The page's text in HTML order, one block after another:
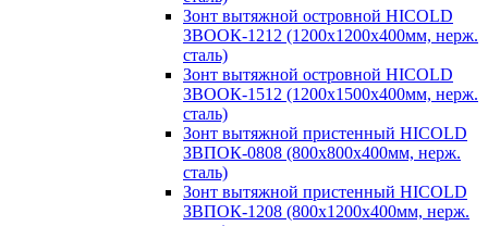
Зонт вытяжной островной HICOLD
ЗВООК-1212 (1200x1200x400мм, нерж.
сталь)
Зонт вытяжной островной HICOLD
ЗВООК-1512 (1200х1500х400мм, нерж.
сталь)
Зонт вытяжной пристенный HICOLD
ЗВПОК-0808 (800х800х400мм, нерж.
сталь)
Зонт вытяжной пристенный HICOLD
ЗВПОК-1208 (800х1200х400мм, нерж.